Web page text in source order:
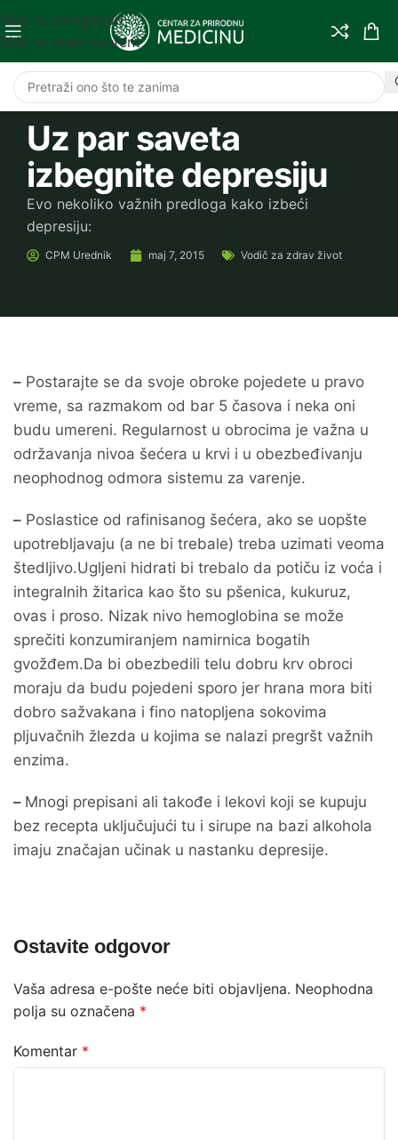
Skip to navigation
Skip to main content
Uz par saveta
izbegnite depresiju
Evo nekoliko važnih predloga kako izbeći
depresiju:
CPM Urednik maj 7, 2015 Vodič za zdrav život
– Postarajte se da svoje obroke pojedete u pravo
vreme, sa razmakom od bar 5 časova i neka oni
budu umereni. Regularnost u obrocima je važna u
održavanja nivoa šećera u krvi i u obezbeđivanju
neophodnog odmora sistemu za varenje.
– Poslastice od rafinisanog šećera, ako se uopšte
upotrebljavaju (a ne bi trebale) treba uzimati veoma
štedljivo.Ugljeni hidrati bi trebalo da potiču iz voća i
integralnih žitarica kao što su pšenica, kukuruz,
ovas i proso. Nizak nivo hemoglobina se može
sprečiti konzumiranjem namirnica bogatih
gvožđem.Da bi obezbedili telu dobru krv obroci
moraju da budu pojedeni sporo jer hrana mora biti
dobro sažvakana i fino natopljena sokovima
pljuvačnih žlezda u kojima se nalazi pregršt važnih
enzima.
– Mnogi prepisani ali takođe i lekovi koji se kupuju
bez recepta uključujući tu i sirupe na bazi alkohola
imaju značajan učinak u nastanku depresije.
Ostavite odgovor
Vaša adresa e-pošte neće biti objavljena. Neophodna
polja su označena *
Komentar *